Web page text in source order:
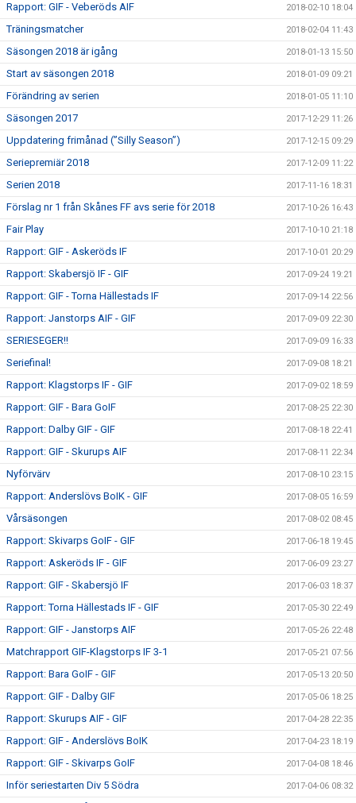
Rapport: GIF - Veberöds AIF 2018-02-10 18:04
Träningsmatcher 2018-02-04 11:43
Säsongen 2018 är igång 2018-01-13 15:50
Start av säsongen 2018 2018-01-09 09:21
Förändring av serien 2018-01-05 11:10
Säsongen 2017 2017-12-29 11:26
Uppdatering frimånad (”Silly Season”) 2017-12-15 09:29
Seriepremiär 2018 2017-12-09 11:22
Serien 2018 2017-11-16 18:31
Förslag nr 1 från Skånes FF avs serie för 2018 2017-10-26 16:43
Fair Play 2017-10-10 21:18
Rapport: GIF - Askeröds IF 2017-10-01 20:29
Rapport: Skabersjö IF - GIF 2017-09-24 19:21
Rapport: GIF - Torna Hällestads IF 2017-09-14 22:56
Rapport: Janstorps AIF - GIF 2017-09-09 22:30
SERIESEGER!! 2017-09-09 16:33
Seriefinal! 2017-09-08 18:21
Rapport: Klagstorps IF - GIF 2017-09-02 18:59
Rapport: GIF - Bara GoIF 2017-08-25 22:30
Rapport: Dalby GIF - GIF 2017-08-18 22:41
Rapport: GIF - Skurups AIF 2017-08-11 22:34
Nyförvärv 2017-08-10 23:15
Rapport: Anderslövs BoIK - GIF 2017-08-05 16:59
Vårsäsongen 2017-08-02 08:45
Rapport: Skivarps GoIF - GIF 2017-06-18 19:45
Rapport: Askeröds IF - GIF 2017-06-09 23:27
Rapport: GIF - Skabersjö IF 2017-06-03 18:37
Rapport: Torna Hällestads IF - GIF 2017-05-30 22:49
Rapport: GIF - Janstorps AIF 2017-05-26 22:48
Matchrapport GIF-Klagstorps IF 3-1 2017-05-21 07:56
Rapport: Bara GoIF - GIF 2017-05-13 20:50
Rapport: GIF - Dalby GIF 2017-05-06 18:25
Rapport: Skurups AIF - GIF 2017-04-28 22:35
Rapport: GIF - Anderslövs BoIK 2017-04-23 18:19
Rapport: GIF - Skivarps GoIF 2017-04-08 18:46
Inför seriestarten Div 5 Södra 2017-04-06 08:32